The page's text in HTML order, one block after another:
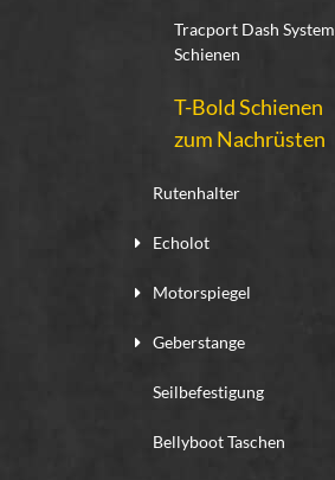
Tracport Dash System
Schienen
T-Bold Schienen
zum Nachrüsten
Rutenhalter
Echolot
Motorspiegel
Geberstange
Seilbefestigung
Bellyboot Taschen